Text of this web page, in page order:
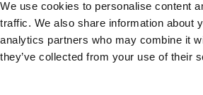
We use cookies to personalise content
traffic. We also share information about
analytics partners who may combine it
they’ve collected from your use of their